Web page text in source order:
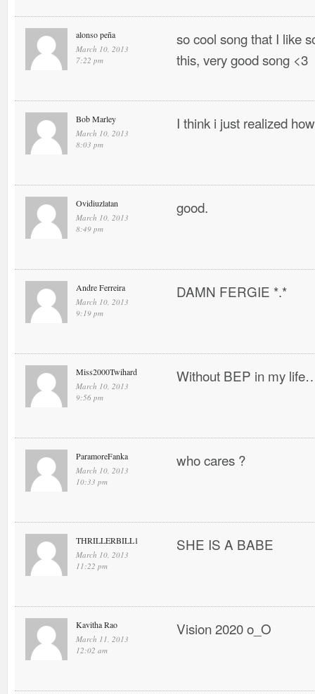
alonso peña
March 10, 2013
7:22 pm
so cool song that I like
this, very good song <3
Bob Marley
March 10, 2013
8:03 pm
I think i just realized
Ovidiuzlatan
March 10, 2013
8:49 pm
good.
Andre Ferreira
March 10, 2013
9:19 pm
DAMN FERGIE *.*
Miss2000Twihard
March 10, 2013
9:56 pm
Without BEP in my
ParamoreFanka
March 10, 2013
10:33 pm
who cares ?
THRILLERBILL1
March 10, 2013
11:22 pm
SHE IS A BABE
Kavitha Rao
March 11, 2013
12:02 am
Vision 2020 o_O